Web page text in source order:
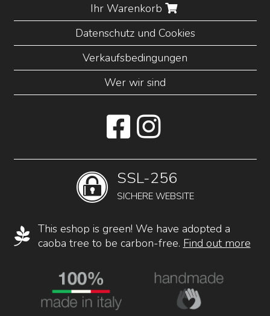
Ihr Warenkorb
Datenschutz und Cookies
Verkaufsbedingungen
Wer wir sind
SSL-256
SICHERE WEBSITE
This eshop is green! We have adopted a
caoba tree to be carbon-free. Find out more